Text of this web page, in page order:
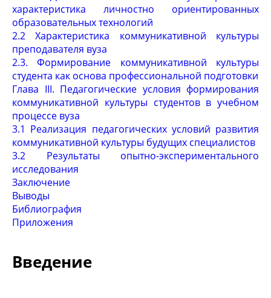
характеристика личностно ориентированных
образовательных технологий
2.2 Характеристика коммуникативной культуры
преподавателя вуза
2.3. Формирование коммуникативной культуры
студента как основа профессиональной подготовки
Глава III. Педагогические условия формирования
коммуникативной культуры студентов в учебном
процессе вуза
3.1 Реализация педагогических условий развития
коммуникативной культуры будущих специалистов
3.2 Результаты опытно-экспериментального
исследования
Заключение
Выводы
Библиография
Приложения
Введение